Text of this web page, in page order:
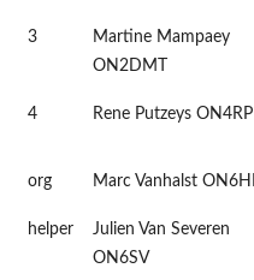
3
Martine Mampaey
ON2DMT
4 Rene Putzeys ON4RP
org Marc Vanhalst ON6HI
helper
Julien Van Severen
ON6SV